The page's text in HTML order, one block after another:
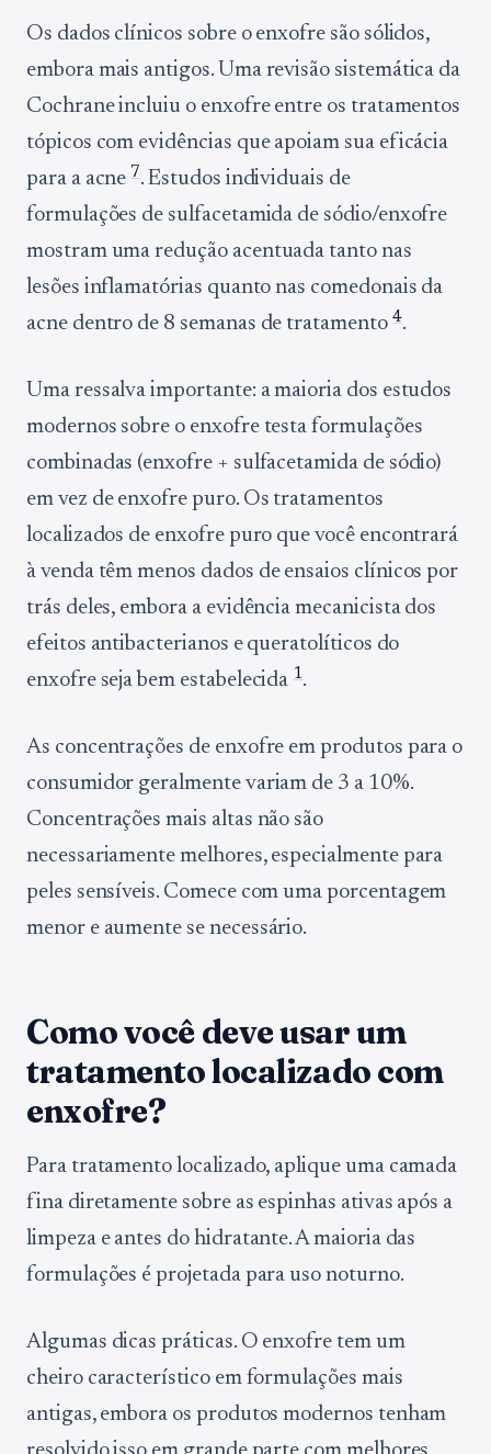
Os dados clínicos sobre o enxofre são sólidos,
embora mais antigos. Uma revisão sistemática da
Cochrane incluiu o enxofre entre os tratamentos
tópicos com evidências que apoiam sua eficácia
para a acne7. Estudos individuais de
formulações de sulfacetamida de sódio/enxofre
mostram uma redução acentuada tanto nas
lesões inflamatórias quanto nas comedonais da
acne dentro de 8 semanas de tratamento 4.
Uma ressalva importante: a maioria dos estudos
modernos sobre o enxofre testa formulações
combinadas (enxofre + sulfacetamida de sódio)
em vez de enxofre puro. Os tratamentos
localizados de enxofre puro que você encontrará
à venda têm menos dados de ensaios clínicos por
trás deles, embora a evidência mecanicista dos
efeitos antibacterianos e queratolíticos do
enxofre seja bem estabelecida1.
As concentrações de enxofre em produtos para o
consumidor geralmente variam de 3 a 10%.
Concentrações mais altas não são
necessariamente melhores, especialmente para
peles sensíveis. Comece com uma porcentagem
menor e aumente se necessário.
Como você deve usar um
tratamento localizado com
enxofre?
Para tratamento localizado, aplique uma camada
fina diretamente sobre as espinhas ativas após a
limpeza e antes do hidratante. A maioria das
formulações é projetada para uso noturno.
Algumas dicas práticas. O enxofre tem um
cheiro característico em formulações mais
antigas, embora os produtos modernos tenham